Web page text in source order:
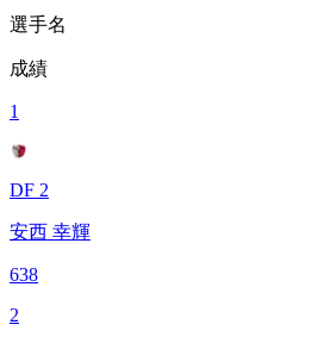
選手名
成績
1
DF 2
安西 幸輝
638
2